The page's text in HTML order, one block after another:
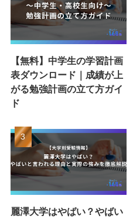
【無料】中学生の学習計画
表ダウンロード｜成績が上
がる勉強計画の立て方ガイ
ド
麗澤大学はやばい？やばい